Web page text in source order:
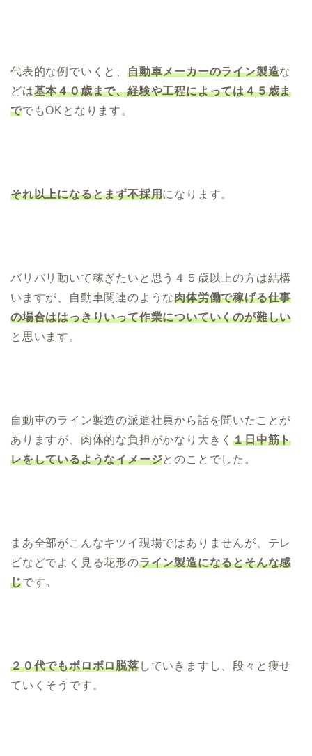
代表的な例でいくと、 自動車メーカーのライン製造な
どは基本４０歳まで、経験や工程によっては４５歳ま
ででもOKとなります。
それ以上になるとまず不採用になります。
バリバリ動いて稼ぎたいと思う４５歳以上の方は結構
いますが、自動車関連のような肉体労働で稼げる仕事
の場合ははっきりいって作業についていくのが難しい
と思います。
自動車のライン製造の派遣社員から話を聞いたことが
ありますが、肉体的な負担がかなり大きく１日中筋ト
レをしているようなイメージとのことでした。
まあ全部がこんなキツイ現場ではありませんが、テレ
ビなどでよく見る花形のライン製造になるとそんな感
じです。
２０代でもボロボロ脱落していきますし、段々と痩せ
ていくそうです。